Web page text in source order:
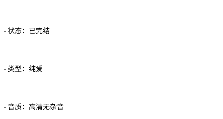
- 状态：已完结
- 类型：纯爱
- 音质：高清无杂音